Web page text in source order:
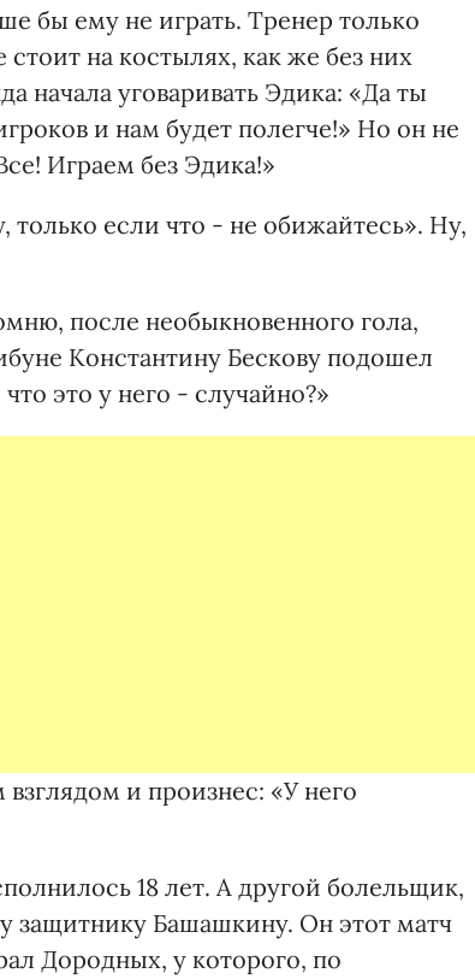
бы ему не играть. Тренер только
стоит на костылях, как же без них
начала уговаривать Эдика: «Да ты
и нам будет полегче!» Но он не
Играем без Эдика!»
если что - не обижайтесь». Ну,
после необыкновенного гола,
Константину Бескову подошел
это у него - случайно?»
и произнес: «У него
18 лет. А другой болельщик,
защитнику Башашкину. Он этот матч
Дородных, у которого, по